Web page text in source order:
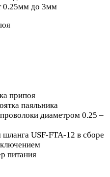
0.25мм до 3мм
припоя
паяльника
диаметром 0.25 –
USF-FTA-12 в сборе
питания